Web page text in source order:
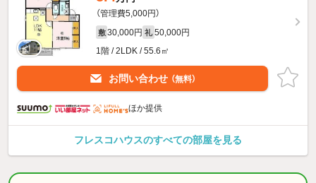
（管理費5,000円）
敷 30,000円 礼 50,000円
1階 / 2LDK / 55.6㎡
お問い合わせ （無料）
ほか提供
フレスコハウスのすべての部屋を見る